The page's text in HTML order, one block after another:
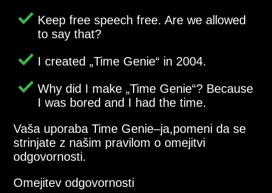
Keep free speech free. Are we allowed
to say that?
I created Time Genie in 2004.
Why did I make Time Genie ? Because
I was bored and I had the time.
Vaša uporaba Time Genie–ja,pomeni da se
strinjate z našim pravilom o omejitvi
odgovornosti.
Omejitev odgovornosti